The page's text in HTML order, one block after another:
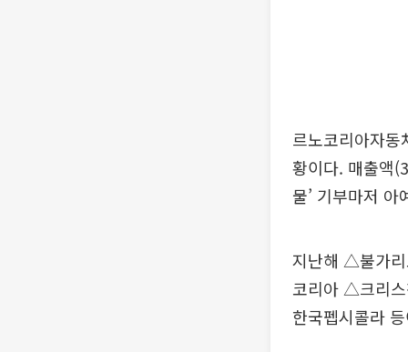
르노코리아자
황이다. 매출액
물’ 기부마저
지난해 △불가
코리아 △크리
한국펩시콜라